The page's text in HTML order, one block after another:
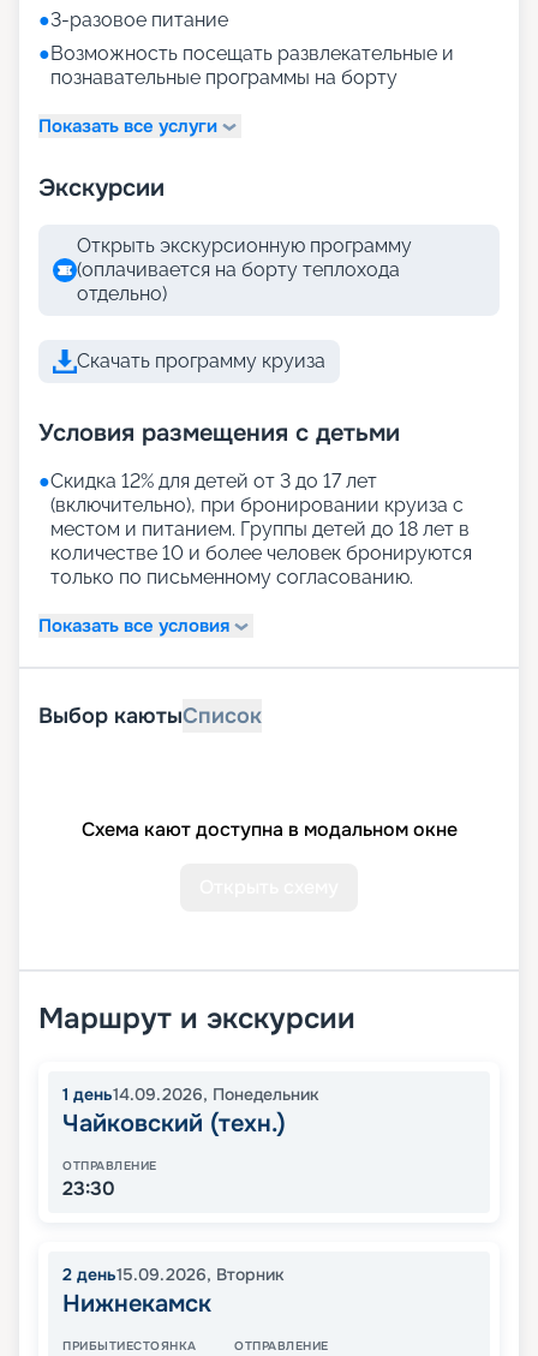
●3-разовое питание
●Возможность посещать развлекательные и
познавательные программы на борту
Показать все услуги
Экскурсии
Открыть экскурсионную программу
(оплачивается на борту теплохода
отдельно)
Скачать программу круиза
Условия размещения с детьми
●Скидка 12% для детей от 3 до 17 лет
(включительно), при бронировании круиза с
местом и питанием. Группы детей до 18 лет в
количестве 10 и более человек бронируются
только по письменному согласованию.
Показать все условия
Выбор каютыСписок
Схема кают доступна в модальном окне
Маршрут и экскурсии
1 день14.09.2026, Понедельник
Чайковский (техн.)
ОТПРАВЛЕНИЕ
23:30
2 день15.09.2026, Вторник
Нижнекамск
ПРИБЫТИЕСТОЯНКА ОТПРАВЛЕНИЕ